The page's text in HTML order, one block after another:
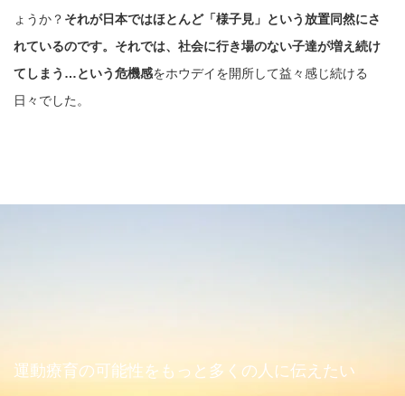
ょうか？ それが日本ではほとんど「様子見」という放置同然にさ
れているのです。それでは、社会に行き場のない子達が増え続け
てしまう…という危機感をホウデイを開所して益々感じ続ける
日々でした。
運動療育の可能性をもっと多くの人に伝えたい